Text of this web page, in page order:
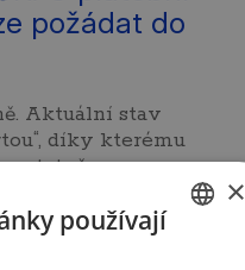
požádat do
Aktuální stav
díky kterému
používají